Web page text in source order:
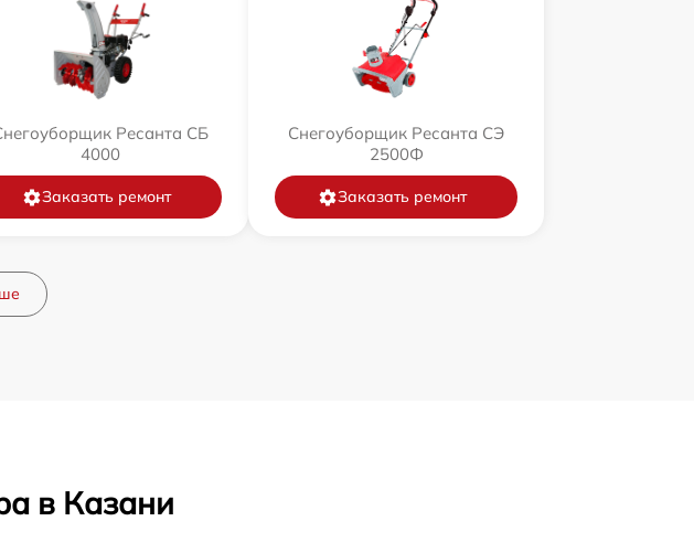
Ресанта СБ
4000
Заказать ремонт
Снегоуборщик Ресанта СЭ
2500Ф
Заказать ремонт
в Казани